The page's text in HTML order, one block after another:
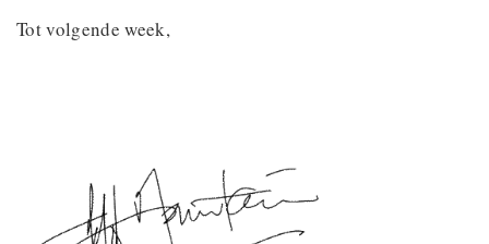
Tot volgende week,